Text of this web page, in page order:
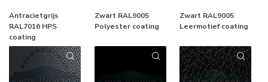
Antracietgrijs
RAL7016 HPS
coating
Zwart RAL9005
Polyester coating
Zwart RAL9005
Leermotief coating